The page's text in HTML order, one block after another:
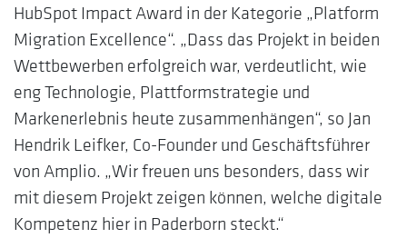
HubSpot Impact Award in der Kategorie „Platform
Migration Excellence“. „Dass das Projekt in beiden
Wettbewerben erfolgreich war, verdeutlicht, wie
eng Technologie, Plattformstrategie und
Markenerlebnis heute zusammenhängen“, so Jan
Hendrik Leifker, Co-Founder und Geschäftsführer
von Amplio. „Wir freuen uns besonders, dass wir
mit diesem Projekt zeigen können, welche digitale
Kompetenz hier in Paderborn steckt.“